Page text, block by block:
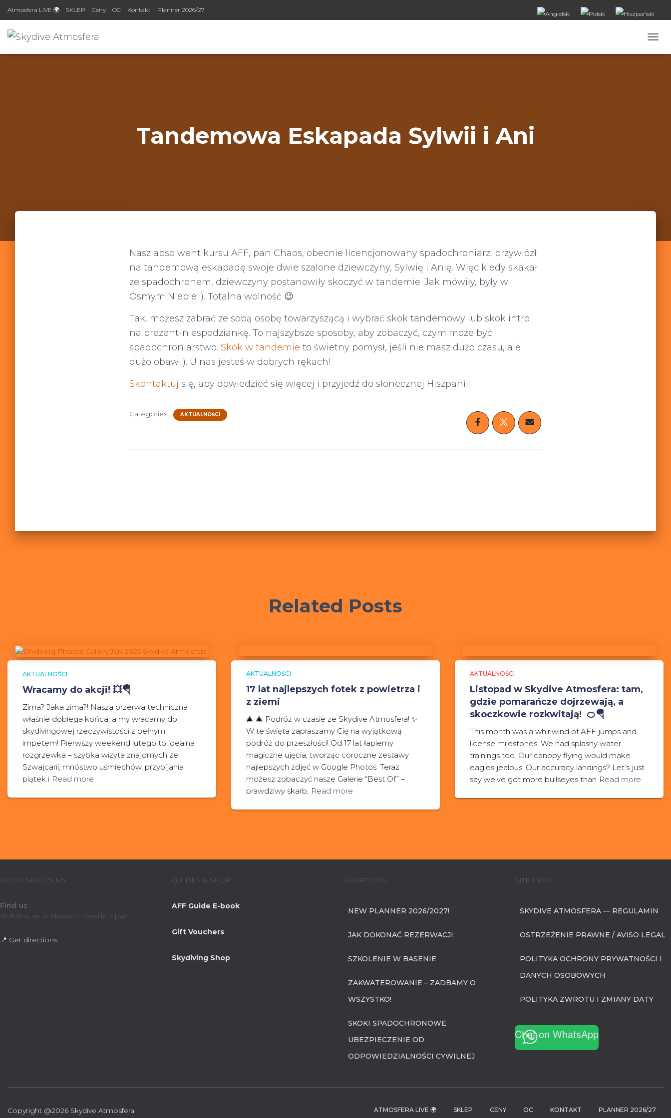
Atmosfera LIVE 🌍 SKLEP Ceny OC Kontakt Planner 2026/27
O
Szukaj:
Tandemowa Eskapada Sylwii i Ani
Nasz absolwent kursu AFF, pan Chaos, obecnie licencjonowany spadochroniarz, przywiózł
na tandemową eskapadę swoje dwie szalone dziewczyny, Sylwię i Anię. Więc kiedy skakał
ze spadochronem, dziewczyny postanowiły skoczyć w tandemie. Jak mówiły, były w
Ósmym Niebie ;). Totalna wolność 😉
Tak, możesz zabrać ze sobą osobę towarzyszącą i wybrać skok tandemowy lub skok intro
na prezent-niespodziankę. To najszybsze sposoby, aby zobaczyć, czym może być
spadochroniarstwo. Skok w tandemie to świetny pomysł, jeśli nie masz dużo czasu, ale
dużo obaw ;). U nas jesteś w dobrych rękach!
Skontaktuj się, aby dowiedzieć się więcej i przyjedź do słonecznej Hiszpanii!
Categories: AKTUALNOŚCI
Related Posts
AKTUALNOŚCI
Wracamy do akcji! 💥🪂
Zima? Jaka zima?! Nasza przerwa techniczna
właśnie dobiega końca, a my wracamy do
skydivingowej rzeczywistości z pełnym
impetem! Pierwszy weekend lutego to idealna
rozgrzewka – szybka wizyta znajomych ze
Szwajcarii, mnóstwo uśmiechów, przybijania
piątek i Read more
AKTUALNOŚCI
17 lat najlepszych fotek z powietrza i
z ziemi
🎄 🎄 Podróż w czasie ze Skydive Atmosfera! ✨
W te święta zapraszamy Cię na wyjątkową
podróż do przeszłości! Od 17 lat łapiemy
magiczne ujęcia, tworząc coroczne zestawy
najlepszych zdjęć w Google Photos. Teraz
możesz zobaczyć nasze Galerie “Best Of” –
prawdziwy skarb, Read more
AKTUALNOŚCI
Listopad w Skydive Atmosfera: tam,
gdzie pomarańcze dojrzewają, a
skoczkowie rozkwitają! 🍊🪂
This month was a whirlwind of AFF jumps and
license milestones. We had splashy water
trainings too. Our canopy flying would make
eagles jealous. Our accuracy landings? Let’s just
say we’ve got more bullseyes than Read more
GDZIE SKACZEMY
Find us
Bollullos de la Mitación · Seville, Spain
📍 Get directions
GUIDES & SHOP
AFF Guide E-book
Gift Vouchers
Skydiving Shop
SHORTCUTS
NEW PLANNER 2026/2027!
JAK DOKONAĆ REZERWACJI:
SZKOLENIE W BASENIE
ZAKWATEROWANIE – ZADBAMY O
WSZYSTKO!
SKOKI SPADOCHRONOWE
UBEZPIECZENIE OD
ODPOWIEDZIALNOŚCI CYWILNEJ
SITE INFO
SKYDIVE ATMOSFERA — REGULAMIN
OSTRZEŻENIE PRAWNE / AVISO LEGAL
POLITYKA OCHRONY PRYWATNOŚCI I
DANYCH OSOBOWYCH
POLITYKA ZWROTU I ZMIANY DATY
Chat on WhatsApp
ATMOSFERA LIVE 🌍 SKLEP CENY OC KONTAKT PLANNER 2026/27
Copyright @2026 Skydive Atmosfera